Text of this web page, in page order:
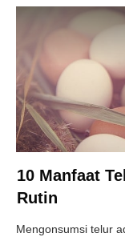
10 Manfaat
Rutin
Mengonsumsi telur